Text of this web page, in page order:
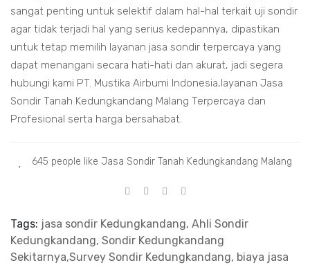
sangat penting untuk selektif dalam hal-hal terkait uji sondir
agar tidak terjadi hal yang serius kedepannya, dipastikan
untuk tetap memilih layanan jasa sondir terpercaya yang
dapat menangani secara hati-hati dan akurat, jadi segera
hubungi kami PT. Mustika Airbumi Indonesia,layanan Jasa
Sondir Tanah Kedungkandang Malang Terpercaya dan
Profesional serta harga bersahabat.
645 people like Jasa Sondir Tanah Kedungkandang Malang
Tags: jasa sondir Kedungkandang, Ahli Sondir
Kedungkandang, Sondir Kedungkandang
Sekitarnya,Survey Sondir Kedungkandang, biaya jasa